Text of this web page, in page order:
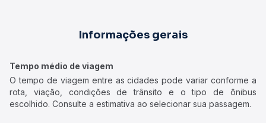
Informações gerais
Tempo médio de viagem
O tempo de viagem entre as cidades pode variar conforme a
rota, viação, condições de trânsito e o tipo de ônibus
escolhido. Consulte a estimativa ao selecionar sua passagem.